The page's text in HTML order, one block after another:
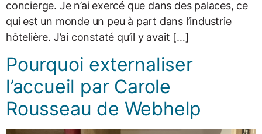
concierge. Je n’ai exercé que dans des palaces, ce
qui est un monde un peu à part dans l’industrie
hôtelière. J’ai constaté qu’il y avait […]
Pourquoi externaliser
l’accueil par Carole
Rousseau de Webhelp